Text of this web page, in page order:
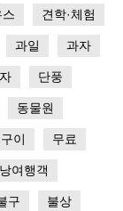
견학·체험
과일 과자
단풍
동물원
이 무료
여행객
구 불상